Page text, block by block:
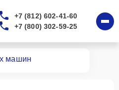
+7 (812) 602-41-60
+7 (800) 302-59-25
машин